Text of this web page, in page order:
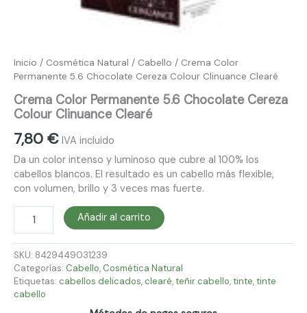
Inicio / Cosmética Natural / Cabello / Crema Color
Permanente 5.6 Chocolate Cereza Colour Clinuance Clearé
Crema Color Permanente 5.6 Chocolate Cereza
Colour Clinuance Clearé
7,80 € IVA incluido
Da un color intenso y luminoso que cubre al 100% los
cabellos blancos. El resultado es un cabello más flexible,
con volumen, brillo y 3 veces mas fuerte.
Añadir al carrito
SKU: 8429449031239
Categorías: Cabello, Cosmética Natural
Etiquetas: cabellos delicados, clearé,teñir cabello,tinte,tinte
cabello